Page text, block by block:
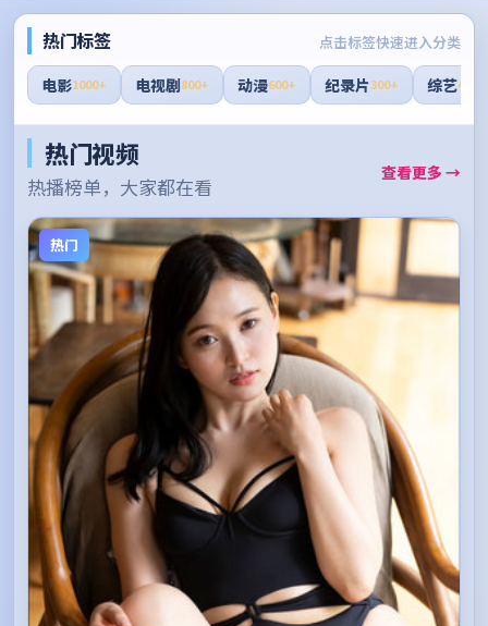
热门标签 点击标签快速进入分类
电影1000+ 电视剧800+ 动漫600+ 纪录片300+ 综艺400+
热门视频
热播榜单，大家都在看
查看更多 →
热门